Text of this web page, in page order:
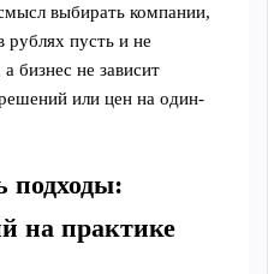
выбирать компании,
рублях пусть и не
бизнес не зависит
или цен на один-
подходы:
на практике